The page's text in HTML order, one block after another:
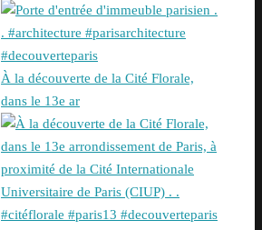
À la découverte de la Cité Florale,
dans le 13e ar